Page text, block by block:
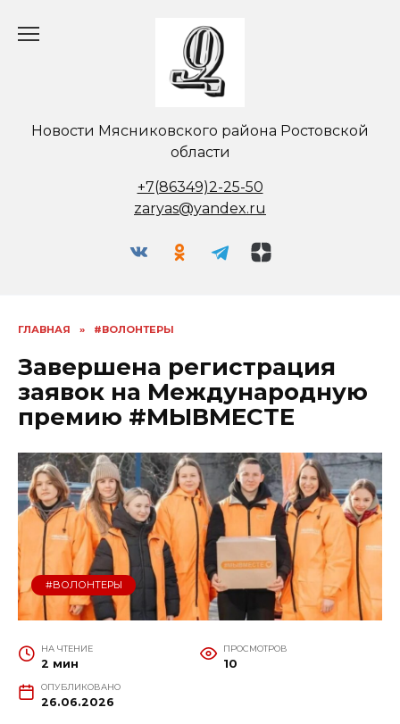
Новости Мясниковского района Ростовской
области
+7(86349)2-25-50
zaryas@yandex.ru
ГЛАВНАЯ » #ВОЛОНТЕРЫ
Завершена регистрация
заявок на Международную
премию #МЫВМЕСТЕ
#ВОЛОНТЕРЫ
НА ЧТЕНИЕ
2 мин
ПРОСМОТРОВ
10
ОПУБЛИКОВАНО
26.06.2026